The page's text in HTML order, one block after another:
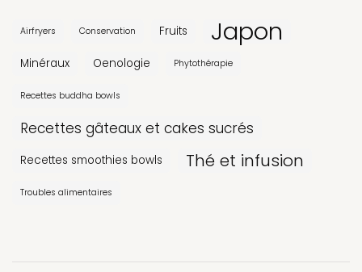
Airfryers Conservation Fruits Japon
Minéraux Oenologie Phytothérapie
Recettes buddha bowls
Recettes gâteaux et cakes sucrés
Recettes smoothies bowls Thé et infusion
Troubles alimentaires